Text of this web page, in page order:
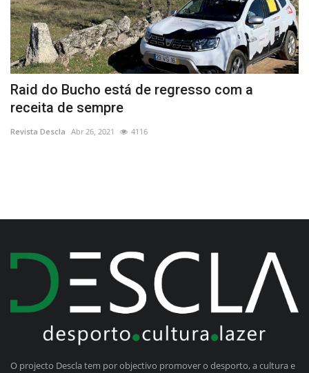
Raid do Bucho está de regresso com a
receita de sempre
Revista Descla Abr 26, 2021 4116
O projecto Descla tem por objectivo promover o desporto, a cultura e